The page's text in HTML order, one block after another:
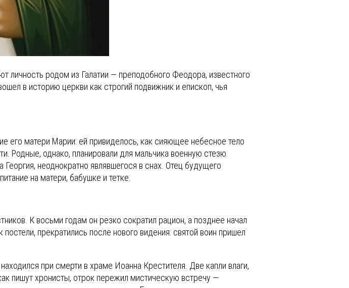
личность родом из Галатии — преподобного Феодора, известного
в историю церкви как строгий подвижник и епископ, чья
его матери Марии: ей привиделось, как сияющее небесное тело
Родные, однако, планировали для мальчика военную стезю.
неоднократно являвшегося в снах. Отец будущего
на матери, бабушке и тетке.
К восьми годам он резко сократил рацион, а позднее начал
прекратились после нового видения: святой воин пришел
при смерти в храме Иоанна Крестителя. Две капли влаги,
пишут хронисты, отрок пережил мистическую встречу —